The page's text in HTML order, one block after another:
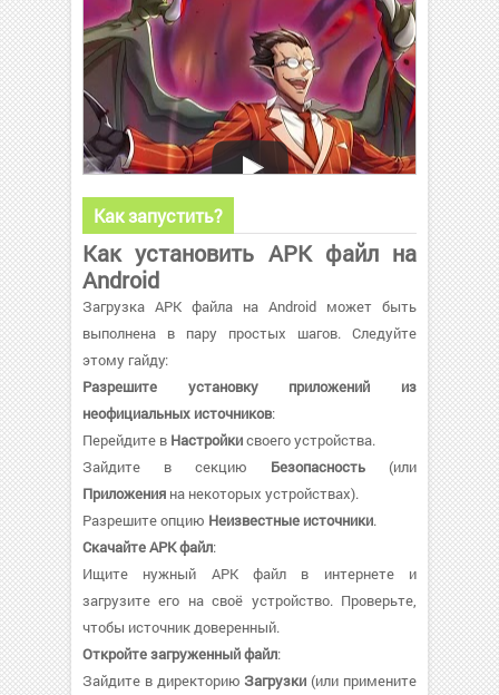
Как запустить?
Как установить APK файл на
Android
Загрузка APK файла на Android может быть
выполнена в пару простых шагов. Следуйте
этому гайду:
Разрешите установку приложений из
неофициальных источников:
Перейдите в Настройкисвоего устройства.
Зайдите в секцию Безопасность (или
Приложения на некоторых устройствах).
Разрешите опцию Неизвестные источники.
Скачайте APK файл:
Ищите нужный APK файл в интернете и
загрузите его на своё устройство. Проверьте,
чтобы источник доверенный.
Откройте загруженный файл:
Зайдите в директориюЗагрузки (или примените